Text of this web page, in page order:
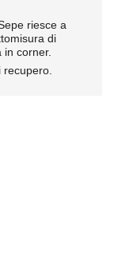
riesce a
di
corner.